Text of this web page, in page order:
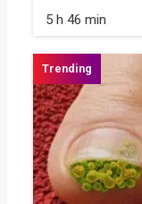
5 h 46 min